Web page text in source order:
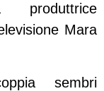
produttrice
Mara
sembri